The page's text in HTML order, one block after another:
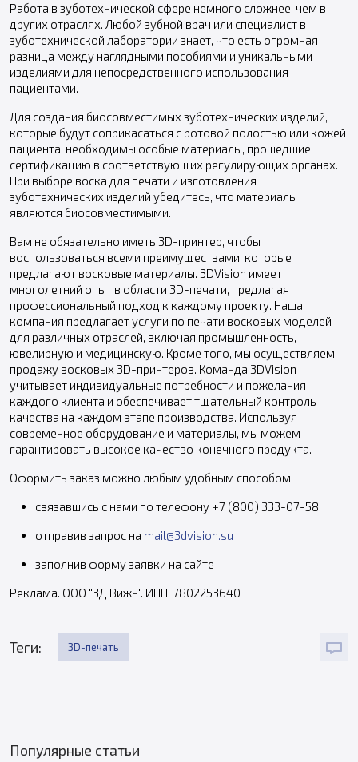
Работа в зуботехнической сфере немного сложнее, чем в
других отраслях. Любой зубной врач или специалист в
зуботехнической лаборатории знает, что есть огромная
разница между наглядными пособиями и уникальными
изделиями для непосредственного использования
пациентами.
Для создания биосовместимых зуботехнических изделий,
которые будут соприкасаться с ротовой полостью или кожей
пациента, необходимы особые материалы, прошедшие
сертификацию в соответствующих регулирующих органах.
При выборе воска для печати и изготовления
зуботехнических изделий убедитесь, что материалы
являются биосовместимыми.
Вам не обязательно иметь 3D-принтер, чтобы
воспользоваться всеми преимуществами, которые
предлагают восковые материалы. 3DVision имеет
многолетний опыт в области 3D-печати, предлагая
профессиональный подход к каждому проекту. Наша
компания предлагает услуги по печати восковых моделей
для различных отраслей, включая промышленность,
ювелирную и медицинскую. Кроме того, мы осуществляем
продажу восковых 3D-принтеров. Команда 3DVision
учитывает индивидуальные потребности и пожелания
каждого клиента и обеспечивает тщательный контроль
качества на каждом этапе производства. Используя
современное оборудование и материалы, мы можем
гарантировать высокое качество конечного продукта.
Оформить заказ можно любым удобным способом:
связавшись с нами по телефону +7 (800) 333-07-58
отправив запрос на mail@3dvision.su
заполнив форму заявки на сайте
Реклама. OOO "3Д Вижн". ИНН: 7802253640
Теги: 3D-печать
Популярные статьи